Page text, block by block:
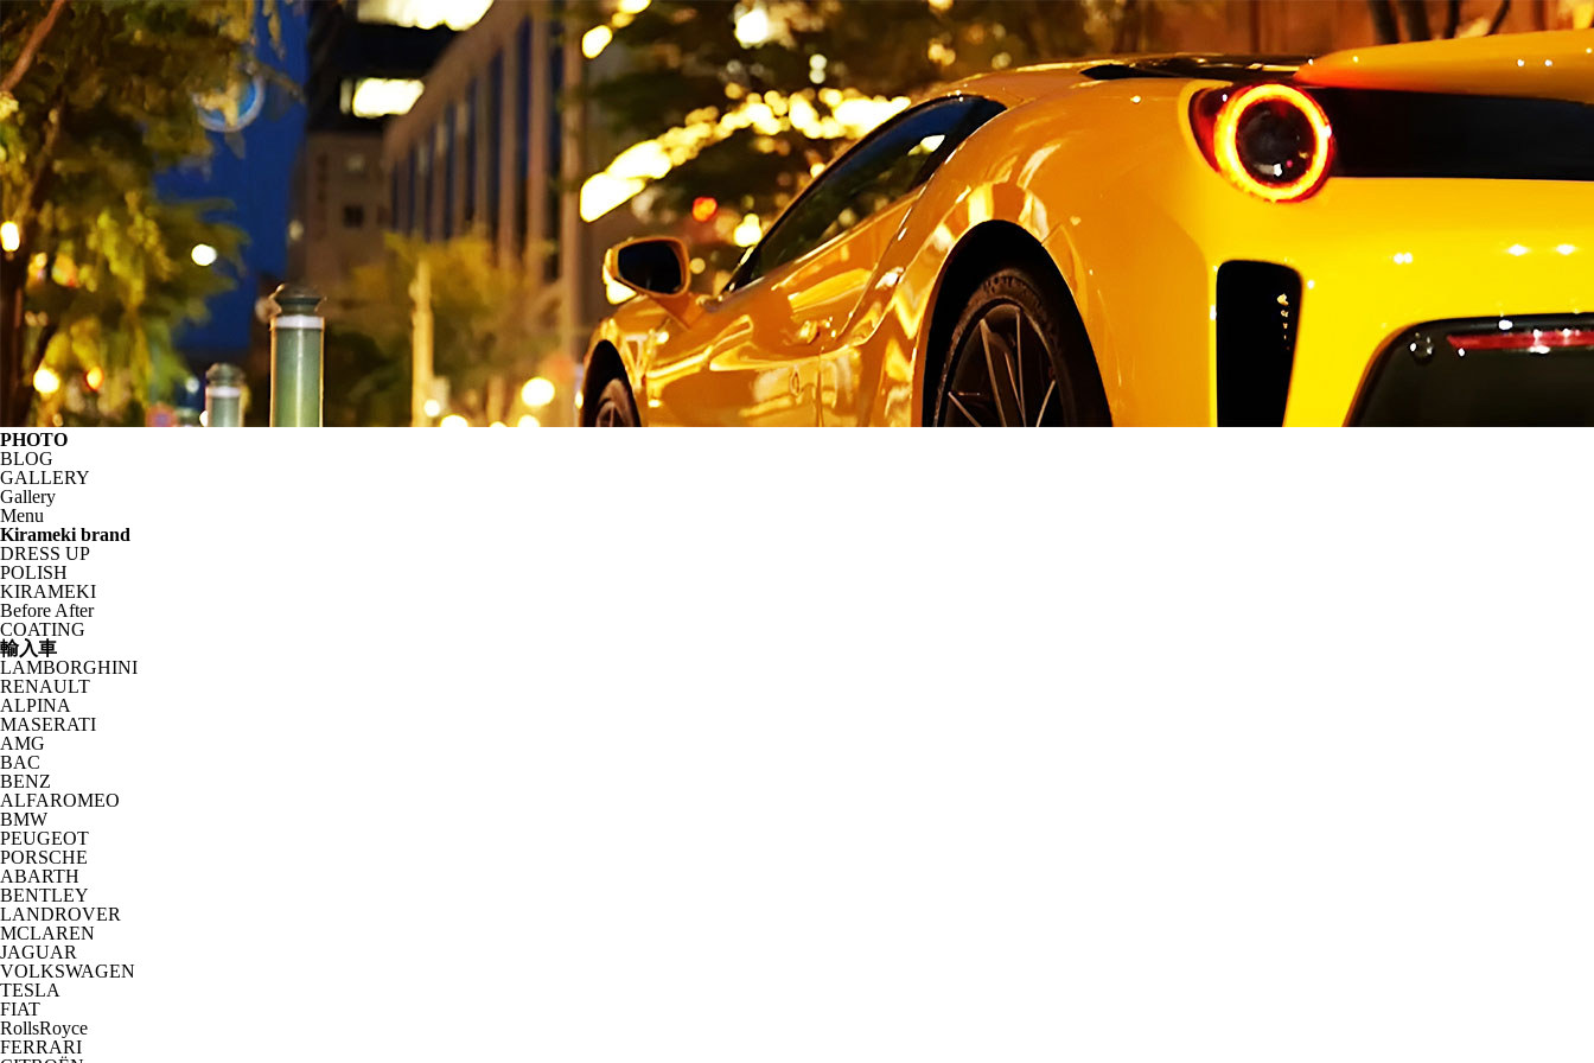
PHOTO
BLOG
GALLERY
Gallery
Menu
Kirameki brand
DRESS UP
POLISH
KIRAMEKI
Before After
COATING
輸入車
LAMBORGHINI
RENAULT
ALPINA
MASERATI
AMG
BAC
BENZ
ALFAROMEO
BMW
PEUGEOT
PORSCHE
ABARTH
BENTLEY
LANDROVER
MCLAREN
JAGUAR
VOLKSWAGEN
TESLA
FIAT
RollsRoyce
FERRARI